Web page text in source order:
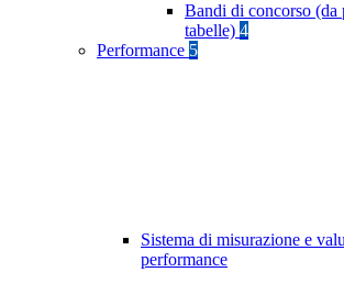
Bandi di concorso (da
tabelle) 4
Performance 5
Sistema di misurazione e
performance